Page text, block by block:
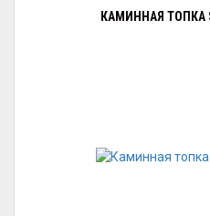
КАМИННАЯ ТОПКА